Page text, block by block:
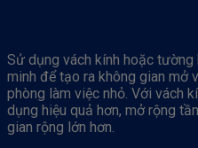
Sử dụng vách kính hoặc
minh để tạo ra không gian mở
phòng làm việc nhỏ. Với vách
dụng hiệu quả hơn, mở rộng
gian rộng lớn hơn.